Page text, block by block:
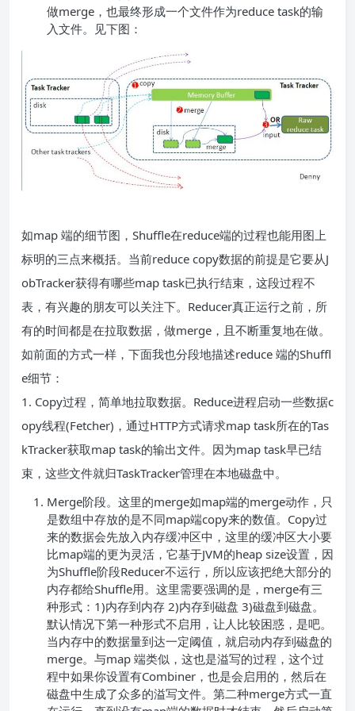
做merge，也最终形成一个文件作为reduce task的输
入文件。见下图：
如map 端的细节图，Shuffle在reduce端的过程也能用图上
标明的三点来概括。当前reduce copy数据的前提是它要从J
obTracker获得有哪些map task已执行结束，这段过程不
表，有兴趣的朋友可以关注下。Reducer真正运行之前，所
有的时间都是在拉取数据，做merge，且不断重复地在做。
如前面的方式一样，下面我也分段地描述reduce 端的Shuffl
e细节：
1. Copy过程，简单地拉取数据。Reduce进程启动一些数据c
opy线程(Fetcher)，通过HTTP方式请求map task所在的Tas
kTracker获取map task的输出文件。因为map task早已结
束，这些文件就归TaskTracker管理在本地磁盘中。
Merge阶段。这里的merge如map端的merge动作，只
是数组中存放的是不同map端copy来的数值。Copy过
来的数据会先放入内存缓冲区中，这里的缓冲区大小要
比map端的更为灵活，它基于JVM的heap size设置，因
为Shuffle阶段Reducer不运行，所以应该把绝大部分的
内存都给Shuffle用。这里需要强调的是，merge有三
种形式：1)内存到内存 2)内存到磁盘 3)磁盘到磁盘。
默认情况下第一种形式不启用，让人比较困惑，是吧。
当内存中的数据量到达一定阈值，就启动内存到磁盘的
merge。与map 端类似，这也是溢写的过程，这个过
程中如果你设置有Combiner，也是会启用的，然后在
磁盘中生成了众多的溢写文件。第二种merge方式一直